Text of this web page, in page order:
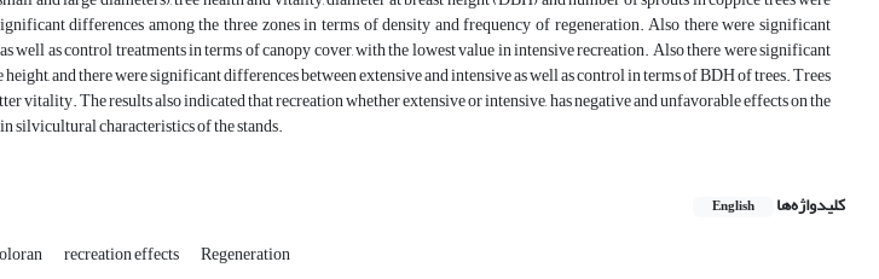
differences among the three zones in terms of density and frequency of regeneration. Also there were significant
well as control treatments in terms of canopy cover, with the lowest value in intensive recreation. Also there were significant
and there were significant differences between extensive and intensive as well as control in terms of BDH of trees. Trees
vitality. The results also indicated that recreation whether extensive or intensive, has negative and unfavorable effects on the
silvicultural characteristics of the stands.
کلیدواژه‌ها English
recreation effects Regeneration